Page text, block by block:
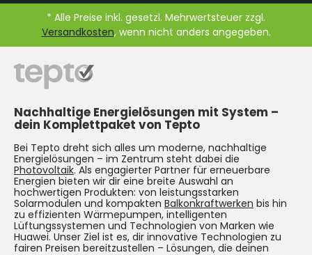
* Alle Preise inkl. gesetzl. Mehrwertsteuer zzgl.
Versandkosten, wenn nicht anders angegeben.
Nachhaltige Energielösungen mit System –
dein Komplettpaket von Tepto
Bei Tepto dreht sich alles um moderne, nachhaltige
Energielösungen – im Zentrum steht dabei die
Photovoltaik. Als engagierter Partner für erneuerbare
Energien bieten wir dir eine breite Auswahl an
hochwertigen Produkten: von leistungsstarken
Solarmodulen und kompakten Balkonkraftwerken bis hin
zu effizienten Wärmepumpen, intelligenten
Lüftungssystemen und Technologien von Marken wie
Huawei. Unser Ziel ist es, dir innovative Technologien zu
fairen Preisen bereitzustellen – Lösungen, die deinen